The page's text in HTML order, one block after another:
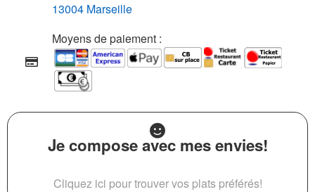
13004 Marseille
Moyens de paiement :
Je compose avec mes envies!
Cliquez ici pour trouver vos plats préférés!